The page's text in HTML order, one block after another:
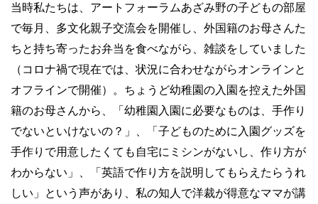
当時私たちは、アートフォーラムあざみ野の子どもの部屋
で毎月、多文化親子交流会を開催し、外国籍のお母さんた
ちと持ち寄ったお弁当を食べながら、雑談をしていました
（コロナ禍で現在では、状況に合わせながらオンラインと
オフラインで開催）。ちょうど幼稚園の入園を控えた外国
籍のお母さんから、「幼稚園入園に必要なものは、手作り
でないといけないの？」、「子どものために入園グッズを
手作りで用意したくても自宅にミシンがないし、作り方が
わからない」、「英語で作り方を説明してもらえたらうれ
しい」という声があり、私の知人で洋裁が得意なママが講